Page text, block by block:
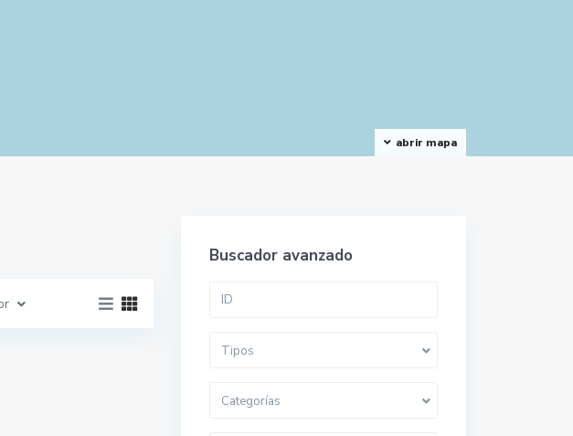
abrir mapa
Buscador avanzado
Tipos
Categorías